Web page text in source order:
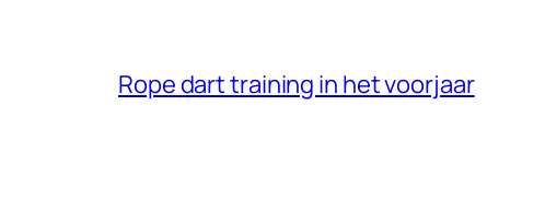
Rope dart training in het voorjaar